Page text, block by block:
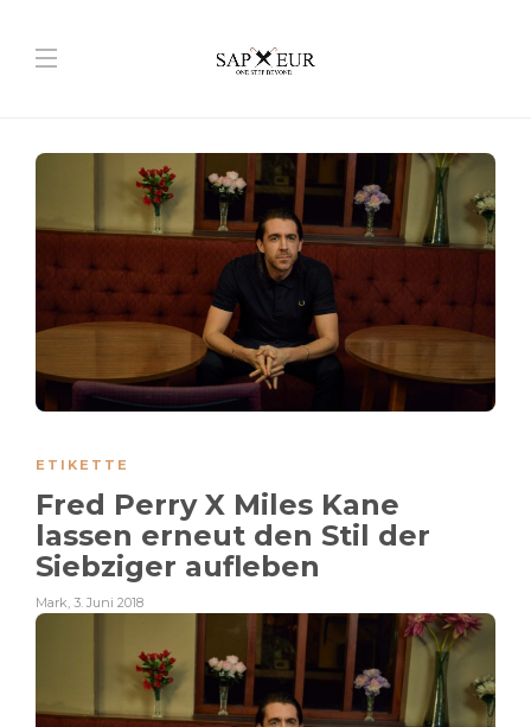
ETIKETTE
Fred Perry X Miles Kane
lassen erneut den Stil der
Siebziger aufleben
Mark, 3. Juni 2018